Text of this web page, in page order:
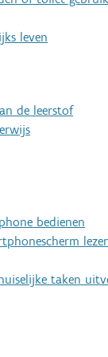
leven
de leerstof
bedienen
taken